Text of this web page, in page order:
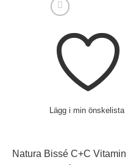
Lägg i min önskelista
Natura Bissé C+C Vitamin